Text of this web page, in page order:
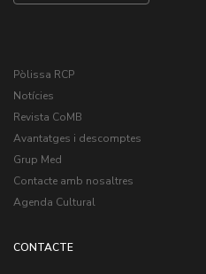
Pòlissa RCP
Notícies
Revista CoMB
Avantatges i descomptes
Grup Med
Contacte amb nosaltres
Agenda Cultural
CONTACTE